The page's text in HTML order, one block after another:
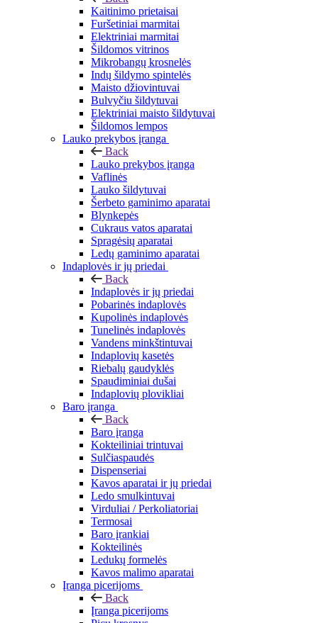
Kaitinimo prietaisai
Furšetiniai marmitai
Elektriniai marmitai
Šildomos vitrinos
Mikrobangų krosnelės
Indų šildymo spintelės
Maisto džiovintuvai
Bulvyčiu šildytuvai
Elektriniai maisto šildytuvai
Šildomos lempos
Lauko prekybos įranga
Back
Lauko prekybos įranga
Vaflinės
Lauko šildytuvai
Šerbeto gaminimo aparatai
Blynkepės
Cukraus vatos aparatai
Spragėsių aparatai
Ledų gaminimo aparatai
Indaplovės ir jų priedai
Back
Indaplovės ir jų priedai
Pobarinės indaplovės
Kupolinės indaplovės
Tunelinės indaplovės
Vandens minkštintuvai
Indaplovių kasetės
Riebalų gaudyklės
Spaudiminiai dušai
Indaplovių plovikliai
Baro įranga
Back
Baro įranga
Kokteiliniai trintuvai
Sulčiaspaudės
Dispenseriai
Kavos aparatai ir jų priedai
Ledo smulkintuvai
Virduliai / Perkoliatoriai
Termosai
Baro įrankiai
Kokteilinės
Ledukų formelės
Kavos malimo aparatai
Įranga picerijoms
Back
Įranga picerijoms